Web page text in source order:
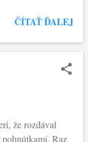
svojho
odkiaľ
proroka
mnou, lebo ma
si vedomí
sily Ducha.
ČÍTAŤ ĎALEJ
že rozdával
Raz